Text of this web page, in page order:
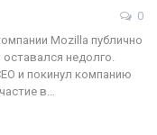
0
Mozilla публично
недолго.
и покинул компанию
в…